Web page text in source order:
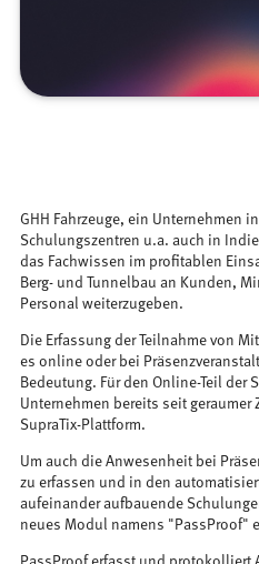
GHH Fahrzeuge, ein Unternehmen
Schulungszentren u.a. auch in
das Fachwissen im profitablen
Berg- und Tunnelbau an Kunden,
Personal weiterzugeben.
Die Erfassung der Teilnahme von
es online oder bei
Bedeutung. Für den Online-Teil der
Unternehmen bereits seit
SupraTix-Plattform.
Um auch die Anwesenheit bei
zu erfassen und in den
aufeinander aufbauende
neues Modul namens "PassProof"